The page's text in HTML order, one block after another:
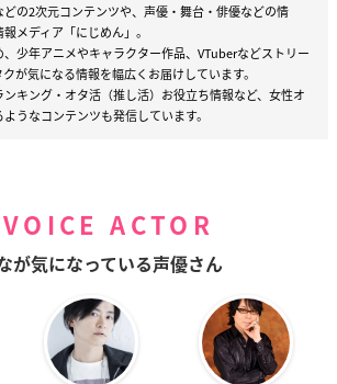
の2次元コンテンツや、声優・舞台・俳優などの情
メディア「にじめん」。
少年アニメやキャラクター作品、VTuberなどストリー
が気になる情報を幅広くお届けしています。
キング・オタ活（推し活）お役立ち情報など、女性オ
うなコンテンツも発信しています。
VOICE ACTOR
が気になっている声優さん